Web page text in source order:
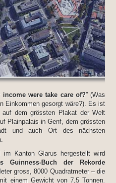
were take care of?” (Was
Einkommen gesorgt wäre?). Es ist
dem grössten Plakat der Welt
Plainpalais in Genf, dem grössten
und auch Ort des nächsten
im Kanton Glarus hergestellt wird
Guinness-Buch der Rekorde
gross, 8000 Quadratmeter – die
einem Gewicht von 7,5 Tonnen.